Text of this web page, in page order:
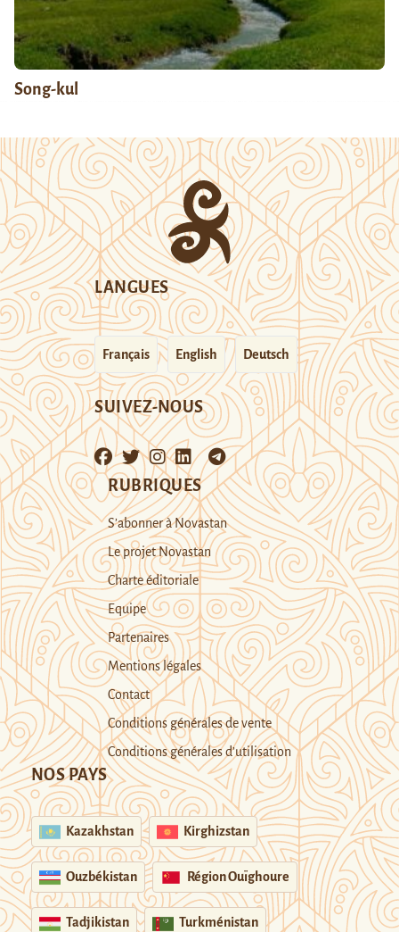
Song-kul
LANGUES
Français English Deutsch
SUIVEZ-NOUS
RUBRIQUES
S’abonner à Novastan
Le projet Novastan
Charte éditoriale
Equipe
Partenaires
Mentions légales
Contact
Conditions générales de vente
Conditions générales d’utilisation
NOS PAYS
Kazakhstan Kirghizstan
Ouzbékistan Région Ouïghoure
Tadjikistan Turkménistan